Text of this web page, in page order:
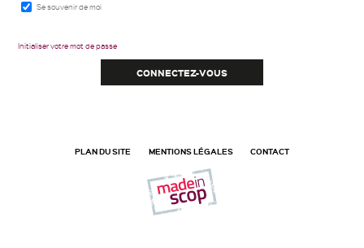
Se souvenir de moi
Initialiser votre mot de passe
PLAN DU SITE MENTIONS LÉGALES CONTACT